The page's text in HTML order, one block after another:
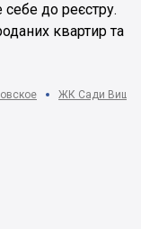
до реєстру.
квартир та
ЖК Сади